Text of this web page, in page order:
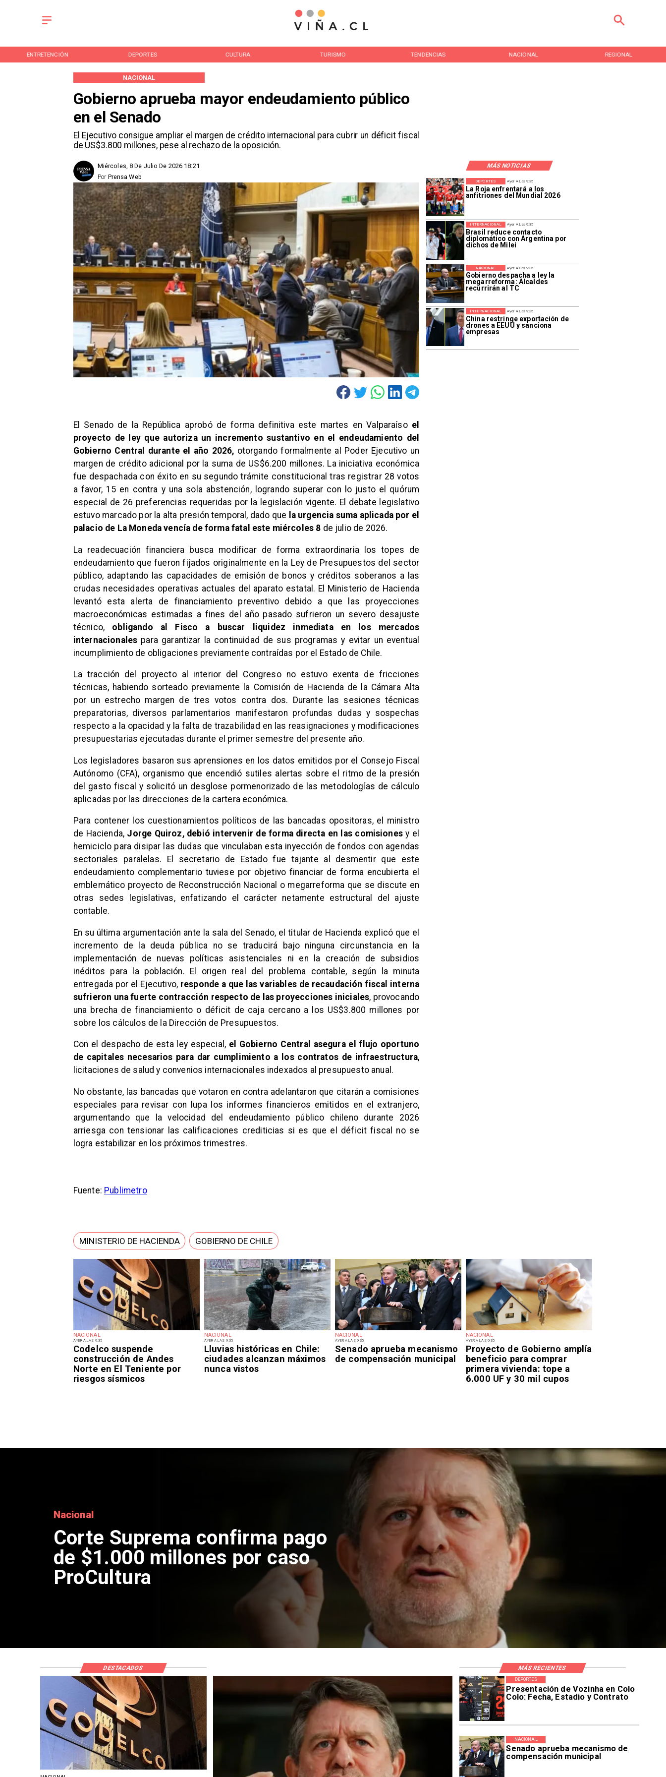
ENTRETENCIÓN DEPORTES CULTURA TURISMO TENDENCIAS NACIONAL REGIONAL
Gobierno aprueba mayor endeudamiento público
en el Senado
El Ejecutivo consigue ampliar el margen de crédito internacional para cubrir un déficit fiscal
de US$3.800 millones, pese al rechazo de la oposición.
NACIONAL
MÁS NOTICIAS
Miércoles, 8 De Julio De 2026 18:21
Prensa Web
Por
NACIONAL
AYER A LAS 9:35
Codelco suspende
construcción de Andes
Norte en El Teniente por
riesgos sísmicos
NACIONAL
AYER A LAS 9:35
Lluvias históricas en Chile:
ciudades alcanzan máximos
nunca vistos
NACIONAL
AYER A LAS 9:35
Senado aprueba mecanismo
de compensación municipal
NACIONAL
AYER A LAS 9:35
Proyecto de Gobierno amplía
beneficio para comprar
primera vivienda: tope a
6.000 UF y 30 mil cupos
Ayer A Las 9:35
La Roja enfrentará a los
anfitriones del Mundial 2026
DEPORTES
Ayer A Las 9:35
Brasil reduce contacto
diplomático con Argentina por
dichos de Milei
INTERNACIONAL
Ayer A Las 9:35
Gobierno despacha a ley la
megarreforma: Alcaldes
recurrirán al TC
NACIONAL
Ayer A Las 9:35
China restringe exportación de
drones a EEUU y sanciona
empresas
INTERNACIONAL
El Senado de la República aprobó de forma definitiva este martes en Valparaíso el
proyecto de ley que autoriza un incremento sustantivo en el endeudamiento del
Gobierno Central durante el año 2026, otorgando formalmente al Poder Ejecutivo un
margen de crédito adicional por la suma de US$6.200 millones. La iniciativa económica
fue despachada con éxito en su segundo trámite constitucional tras registrar 28 votos
a favor, 15 en contra y una sola abstención, logrando superar con lo justo el quórum
especial de 26 preferencias requeridas por la legislación vigente. El debate legislativo
estuvo marcado por la alta presión temporal, dado que la urgencia suma aplicada por el
palacio de La Moneda vencía de forma fatal este miércoles 8 de julio de 2026.
La readecuación financiera busca modificar de forma extraordinaria los topes de
endeudamiento que fueron fijados originalmente en la Ley de Presupuestos del sector
público, adaptando las capacidades de emisión de bonos y créditos soberanos a las
crudas necesidades operativas actuales del aparato estatal. El Ministerio de Hacienda
levantó esta alerta de financiamiento preventivo debido a que las proyecciones
macroeconómicas estimadas a fines del año pasado sufrieron un severo desajuste
técnico, obligando al Fisco a buscar liquidez inmediata en los mercados
internacionales para garantizar la continuidad de sus programas y evitar un eventual
incumplimiento de obligaciones previamente contraídas por el Estado de Chile.
La tracción del proyecto al interior del Congreso no estuvo exenta de fricciones
técnicas, habiendo sorteado previamente la Comisión de Hacienda de la Cámara Alta
por un estrecho margen de tres votos contra dos. Durante las sesiones técnicas
preparatorias, diversos parlamentarios manifestaron profundas dudas y sospechas
respecto a la opacidad y la falta de trazabilidad en las reasignaciones y modificaciones
presupuestarias ejecutadas durante el primer semestre del presente año.
Los legisladores basaron sus aprensiones en los datos emitidos por el Consejo Fiscal
Autónomo (CFA), organismo que encendió sutiles alertas sobre el ritmo de la presión
del gasto fiscal y solicitó un desglose pormenorizado de las metodologías de cálculo
aplicadas por las direcciones de la cartera económica.
Para contener los cuestionamientos políticos de las bancadas opositoras, el ministro
de Hacienda, Jorge Quiroz, debió intervenir de forma directa en las comisionesy el
hemiciclo para disipar las dudas que vinculaban esta inyección de fondos con agendas
sectoriales paralelas. El secretario de Estado fue tajante al desmentir que este
endeudamiento complementario tuviese por objetivo financiar de forma encubierta el
emblemático proyecto de Reconstrucción Nacional o megarreforma que se discute en
otras sedes legislativas, enfatizando el carácter netamente estructural del ajuste
contable.
En su última argumentación ante la sala del Senado, el titular de Hacienda explicó que el
incremento de la deuda pública no se traducirá bajo ninguna circunstancia en la
implementación de nuevas políticas asistenciales ni en la creación de subsidios
inéditos para la población. El origen real del problema contable, según la minuta
entregada por el Ejecutivo, responde a que las variables de recaudación fiscal interna
sufrieron una fuerte contracción respecto de las proyecciones iniciales, provocando
una brecha de financiamiento o déficit de caja cercano a los US$3.800 millones por
sobre los cálculos de la Dirección de Presupuestos.
Con el despacho de esta ley especial, el Gobierno Central asegura el flujo oportuno
de capitales necesarios para dar cumplimiento a los contratos de infraestructura,
licitaciones de salud y convenios internacionales indexados al presupuesto anual.
No obstante, las bancadas que votaron en contra adelantaron que citarán a comisiones
especiales para revisar con lupa los informes financieros emitidos en el extranjero,
argumentando que la velocidad del endeudamiento público chileno durante 2026
arriesga con tensionar las calificaciones crediticias si es que el déficit fiscal no se
logra estabilizar en los próximos trimestres.
Fuente: Publimetro
MINISTERIO DE HACIENDA GOBIERNO DE CHILE
Nacional
Corte Suprema confirma pago
de $1.000 millones por caso
ProCultura
Presentación de Vozinha en Colo
Colo: Fecha, Estadio y Contrato
DEPORTES
Senado aprueba mecanismo de
compensación municipal
NACIONAL
DESTACADOS MÁS RECIENTES